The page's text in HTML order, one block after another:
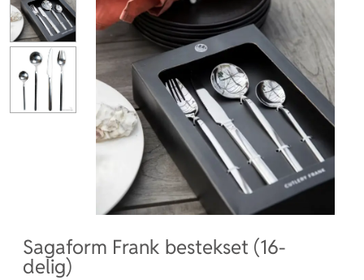
Sagaform Frank bestekset (16-
delig)